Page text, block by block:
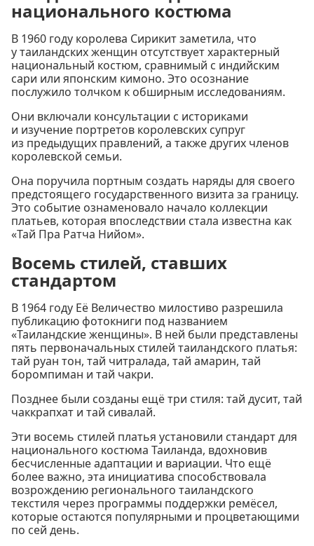
национального костюма
В 1960 году королева Сирикит заметила, что
у таиландских женщин отсутствует характерный
национальный костюм, сравнимый с индийским
сари или японским кимоно. Это осознание
послужило толчком к обширным исследованиям.
Они включали консультации с историками
и изучение портретов королевских супруг
из предыдущих правлений, а также других членов
королевской семьи.
Она поручила портным создать наряды для своего
предстоящего государственного визита за границу.
Это событие ознаменовало начало коллекции
платьев, которая впоследствии стала известна как
«Тай Пра Ратча Нийом».
Восемь стилей, ставших
стандартом
В 1964 году Её Величество милостиво разрешила
публикацию фотокниги под названием
«Таиландские женщины». В ней были представлены
пять первоначальных стилей таиландского платья:
тай руан тон, тай читралада, тай амарин, тай
боромпиман и тай чакри.
Позднее были созданы ещё три стиля: тай дусит, тай
чаккрапхат и тай сивалай.
Эти восемь стилей платья установили стандарт для
национального костюма Таиланда, вдохновив
бесчисленные адаптации и вариации. Что ещё
более важно, эта инициатива способствовала
возрождению регионального таиландского
текстиля через программы поддержки ремёсел,
которые остаются популярными и процветающими
по сей день.